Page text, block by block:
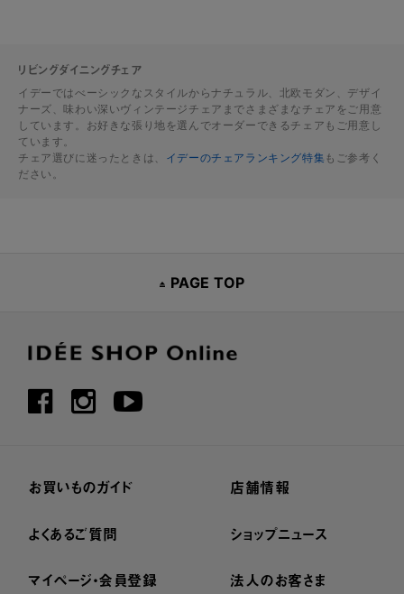
リビングダイニングチェア
イデーではべーシックなスタイルからナチュラル、北欧モダン、デザイ
ナーズ、味わい深いヴィンテージチェアまでさまざまなチェアをご用意
しています。お好きな張り地を選んでオーダーできるチェアもご用意し
ています。
チェア選びに迷ったときは、 イデーのチェアランキング特集 もご参考く
ださい。
PAGE TOP
お買いものガイド
よくあるご質問
マイページ・会員登録
店舗情報
ショップニュース
法人のお客さま